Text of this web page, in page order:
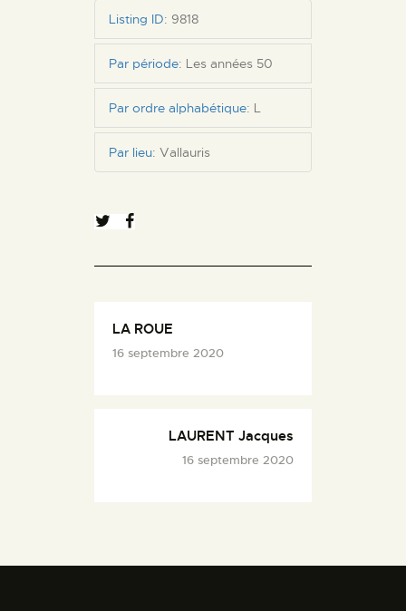
Listing ID: 9818
Par période: Les années 50
Par ordre alphabétique: L
Par lieu: Vallauris
LA ROUE
16 septembre 2020
LAURENT Jacques
16 septembre 2020